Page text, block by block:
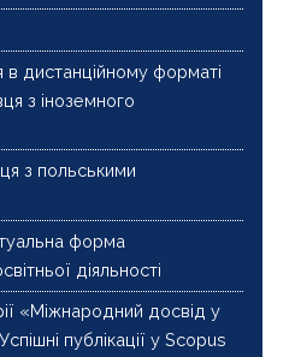
в дистанційному форматі
з іноземного
з польськими
форма
діяльності
«Міжнародний досвід у
публікації у Scopus